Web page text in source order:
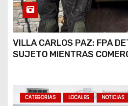
VILLA CARLOS PAZ: FPA
SUJETO MIENTRAS
CATEGORIAS LOCALES NOTICIAS